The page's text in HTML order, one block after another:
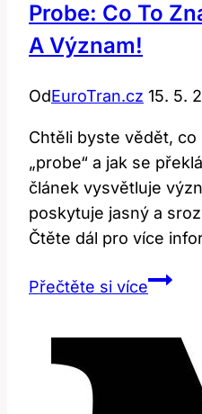
Probe: Co To
A Význam!
OdEuroTran.cz 15. 5.
Chtěli byste vědět, co
„probe“ a jak se
článek vysvětluje
poskytuje jasný a
Čtěte dál pro více
Přečtěte si víceProbe:
Překlad